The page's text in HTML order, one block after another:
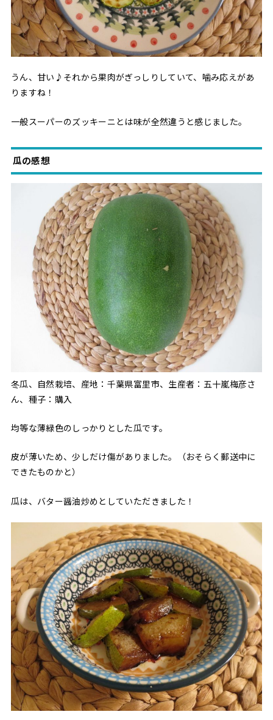
うん、甘い♪それから果肉がぎっしりしていて、噛み応えがあ
りますね！
一般スーパーのズッキーニとは味が全然違うと感じました。
瓜の感想
冬瓜、自然栽培、産地：千葉県富里市、生産者：五十嵐梅彦さ
ん、種子：購入
均等な薄緑色のしっかりとした瓜です。
皮が薄いため、少しだけ傷がありました。（おそらく郵送中に
できたものかと）
瓜は、バター醤油炒めとしていただきました！